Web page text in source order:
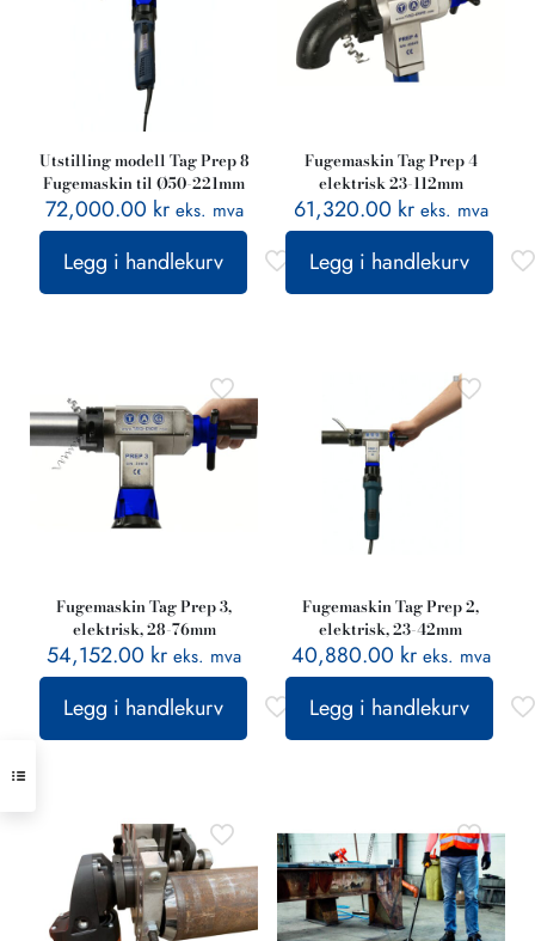
Utstilling modell Tag Prep 8
Fugemaskin til Ø50-221mm
72,000.00 kr eks. mva
Legg i handlekurv
Fugemaskin Tag Prep 4
elektrisk 23-112mm
61,320.00 kr eks. mva
Legg i handlekurv
Fugemaskin Tag Prep 3,
elektrisk, 28-76mm
54,152.00 kr eks. mva
Legg i handlekurv
Fugemaskin Tag Prep 2,
elektrisk, 23-42mm
40,880.00 kr eks. mva
Legg i handlekurv